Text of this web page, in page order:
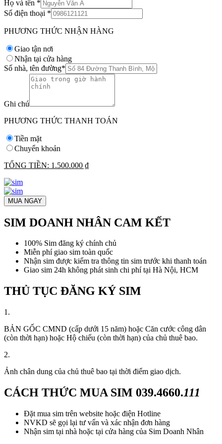
Họ và tên *
Số điện thoại *
PHƯƠNG THỨC NHẬN HÀNG
Giao tận nơi
Nhận tại cửa hàng
Số nhà, tên đường*
Ghi chú
PHƯƠNG THỨC THANH TOÁN
Tiền mặt
Chuyển khoản
TỔNG TIỀN: 1.500.000 ₫
MUA NGAY
SIM DOANH NHÂN CAM KẾT
100% Sim đăng ký chính chủ
Miễn phí giao sim toàn quốc
Nhận sim được kiểm tra thông tin sim trước khi thanh toán
Giao sim 24h không phát sinh chi phí tại Hà Nội, HCM
THỦ TỤC ĐĂNG KÝ SIM
1.
BẢN GỐC CMND (cấp dưới 15 năm) hoặc Căn cước công dân
(còn thời hạn) hoặc Hộ chiếu (còn thời hạn) của chủ thuê bao.
2.
Ảnh chân dung của chủ thuê bao tại thời điểm giao dịch.
CÁCH THỨC MUA SIM 039.4660.111
Đặt mua sim trên website hoặc điện Hotline
NVKD sẽ gọi lại tư vấn và xác nhận đơn hàng
Nhận sim tại nhà hoặc tại cửa hàng của Sim Doanh Nhân